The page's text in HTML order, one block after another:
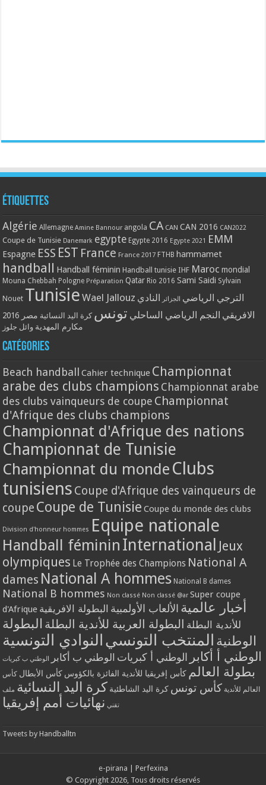
Étiquettes
Algérie Allemagne Amine Bannour angola CA CAN CAN 2016 CAN2022
Coupe de Tunisie Danemark egypte Egypte 2016 Egypte 2021 EMM
Espagne ESS EST France France 2017 FTHB hammamet
handball Handball féminin Handball tunisie IHF Maroc mondial
Mouna Chebbah Pologne Préparation Qatar Rio 2016 Sami Saidi Sylvain
Nouet Tunisie Wael Jallouz الترجي الرياضي الجزائر النادي
الافريقي النجم الرياضي الساحلي تونس كرة اليد النسائية مصر 2016
مكارم المهدية وائل جلوز
Catégories
Beach handball Cahier technique Championnat
arabe des clubs champions Championnat arabe
des clubs vainqueurs de coupe Championnat
d'Afrique des clubs champions
Championnat d'Afrique des nations
Championnat de Tunisie
Championnat du monde Clubs
tunisiens Coupe d'Afrique des vainqueurs de
coupe Coupe de Tunisie Coupe du monde des clubs
Division d'honneur hommes Equipe nationale
Handball féminin International Jeux
olympiques Le Trophée des Champions National A
dames National A hommes National B dames
National B hommes Non classé Non classé @ar Super coupe
d'Afrique
أخبار عالمية الألعاب الأولمبية البطولة الافريقية
للأندية البطلة البطولة العربية للأندية البطلة البطولة
الوطنية المنتخب التونسي النوادي التونسية
الوطني أ أكابر الوطني أ كبريات الوطني ب أكابر الوطني ب كبريات
بطولة العالم كأس إفريقيا للأندية الفائزة بالكؤوس كأس الأبطال كأس
العالم للأندية كأس تونس كرة اليد الشاطئية كرة اليد النسائية ملف
تقني نهائيات أمم إفريقيا
Tweets by Handballtn
e-pirana
Perfexina
© Copyright 2026, Tous droits réservés